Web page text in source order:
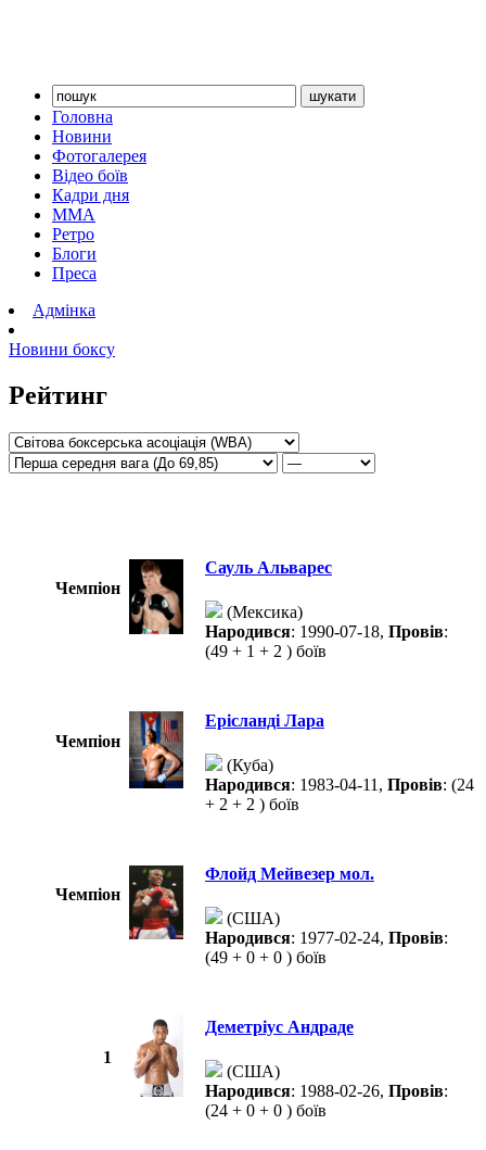
Головна
Новини
Фотогалерея
Відео боїв
Кадри дня
ММА
Ретро
Блоги
Преса
Адмінка
Новини боксу
Рейтинг
Чемпіон
Сауль Альварес
(Мексика)
Народився: 1990-07-18, Провів:
(49 + 1 + 2 ) боїв
Чемпіон
Ерісланді Лара
(Куба)
Народився: 1983-04-11, Провів: (24
+ 2 + 2 ) боїв
Чемпіон
Флойд Мейвезер мол.
(США)
Народився: 1977-02-24, Провів:
(49 + 0 + 0 ) боїв
1
Деметріус Андраде
(США)
Народився: 1988-02-26, Провів:
(24 + 0 + 0 ) боїв